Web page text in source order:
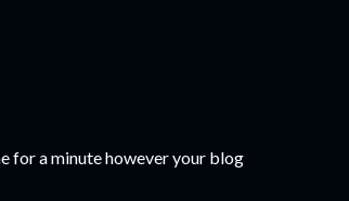
for a minute however your blog